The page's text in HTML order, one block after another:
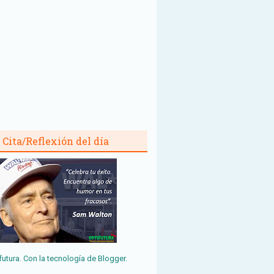
Cita/Reflexión del día
Con la tecnología de Blogger.